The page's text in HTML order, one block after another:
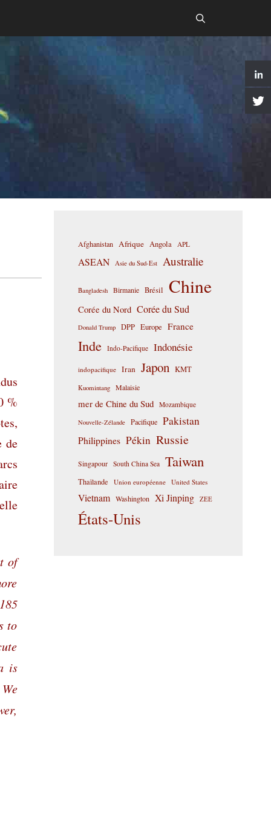
%
de
of
to
is
Afghanistan Afrique Angola APL
ASEAN Asie du Sud-Est Australie
Bangladesh Birmanie Brésil Chine
Corée du Nord Corée du Sud
Donald Trump DPP Europe France
Inde Indo-Pacifique Indonésie
indopacifique Iran Japon KMT
Kuomintang Malaisie
mer de Chine du Sud Mozambique
Nouvelle-Zélande Pacifique Pakistan
Philippines Pékin Russie
Singapour South China Sea Taiwan
Thaïlande Union européenne United States
Vietnam Washington Xi Jinping ZEE
États-Unis